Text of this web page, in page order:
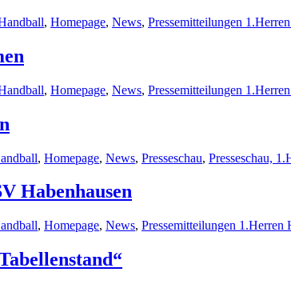
, Homepage, News, Pressemitteilungen
, Homepage, News, Pressemitteilungen
, Homepage, News, Presseschau, Presseschau,
Habenhausen
, Homepage, News, Pressemitteilungen 1.Herren